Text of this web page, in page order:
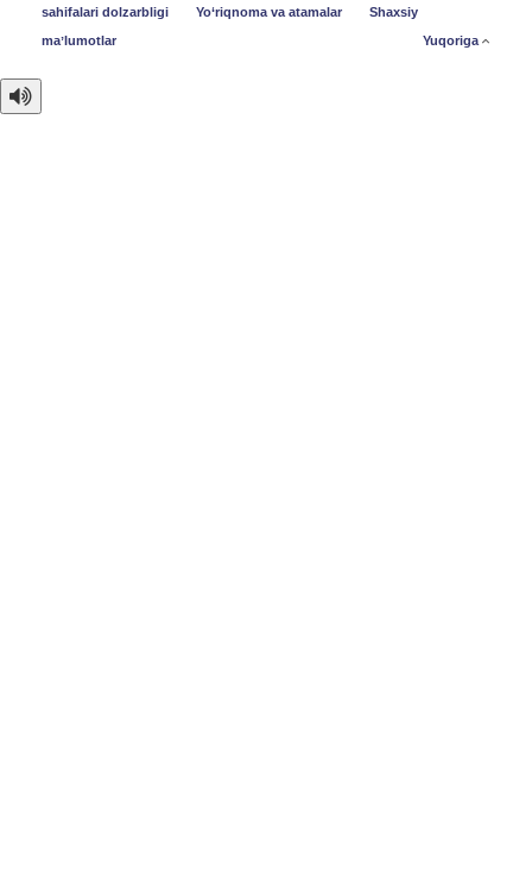
sahifalari dolzarbligi
Yo‘riqnoma va atamalar
Shaxsiy
maʼlumotlar
Yuqoriga